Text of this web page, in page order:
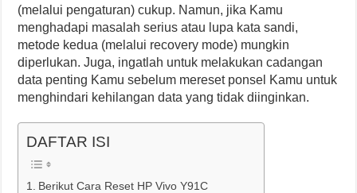
(melalui pengaturan) cukup. Namun, jika Kamu
menghadapi masalah serius atau lupa kata sandi,
metode kedua (melalui recovery mode) mungkin
diperlukan. Juga, ingatlah untuk melakukan cadangan
data penting Kamu sebelum mereset ponsel Kamu untuk
menghindari kehilangan data yang tidak diinginkan.
DAFTAR ISI
Berikut Cara Reset HP Vivo Y91C